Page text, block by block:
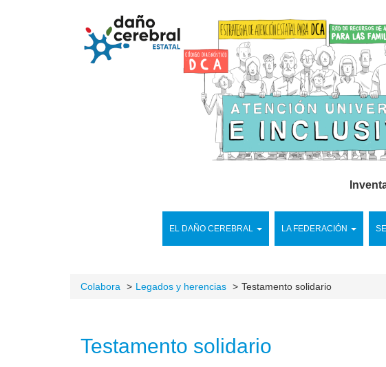
EL DAÑO CEREBRAL LA FEDERACIÓN
Colabora Legados y herencias Testamento solidario
Testamento solidario